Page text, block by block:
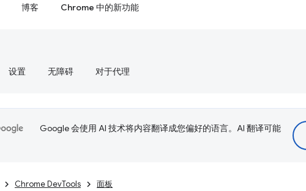
博客 Chrome 中的新功能
设置 无障碍 对于代理
Google 会使用 AI 技术将内容翻译成您偏好的语言。AI 翻译可能
Chrome DevTools 面板